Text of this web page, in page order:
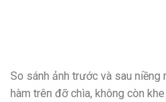
So sánh ảnh trước và sau niềng
hàm trên đỡ chìa, không còn